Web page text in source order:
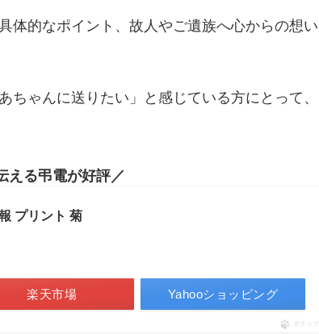
体的なポイント、故人やご遺族へ心からの想い
ゃんに送りたい」と感じている方にとって、
える弔電が好評
プリント 菊
楽天市場 Yahooショッピング
ポチップ